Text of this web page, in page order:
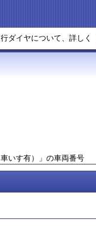
ダイヤについて、詳しく
いす有） 」 の車両番号